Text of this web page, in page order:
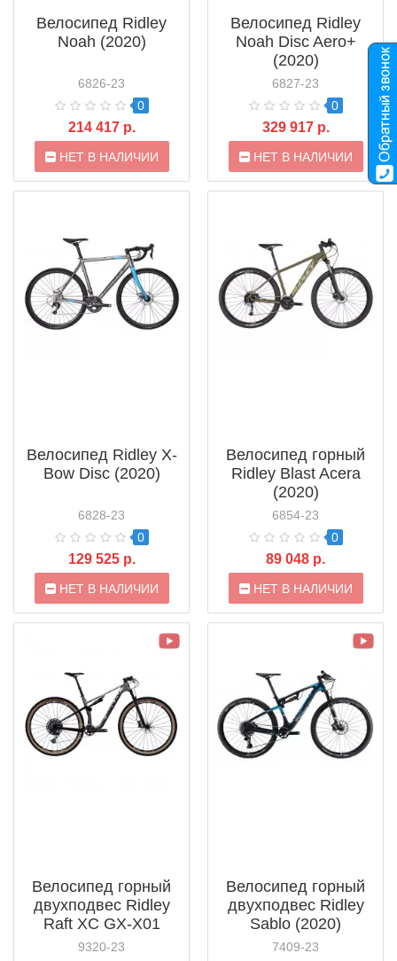
Велосипед Ridley
Noah (2020)
6826-23
0
214 417 р.
НЕТ В НАЛИЧИИ
Велосипед Ridley
Noah Disc Aero+
(2020)
6827-23
0
329 917 р.
НЕТ В НАЛИЧИИ
Велосипед Ridley X-
Bow Disc (2020)
6828-23
0
129 525 р.
НЕТ В НАЛИЧИИ
Велосипед горный
Ridley Blast Acera
(2020)
6854-23
0
89 048 р.
НЕТ В НАЛИЧИИ
Велосипед горный
двухподвес Ridley
Raft XC GX-X01
Eagle
9320-23
Велосипед горный
двухподвес Ridley
Sablo (2020)
7409-23